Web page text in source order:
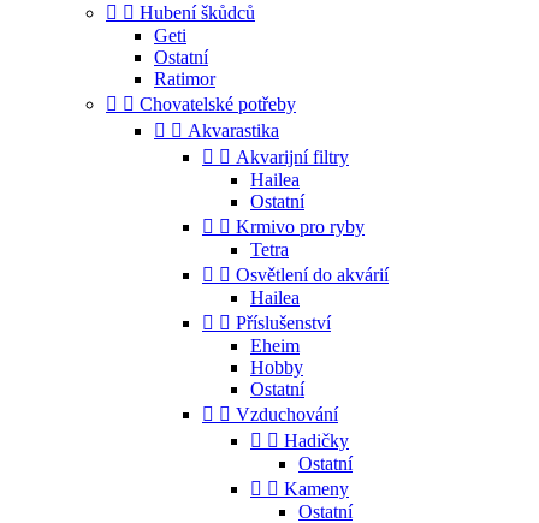
  Hubení škůdců
Geti
Ostatní
Ratimor
  Chovatelské potřeby
  Akvarastika
  Akvarijní filtry
Hailea
Ostatní
  Krmivo pro ryby
Tetra
  Osvětlení do akvárií
Hailea
  Příslušenství
Eheim
Hobby
Ostatní
  Vzduchování
  Hadičky
Ostatní
  Kameny
Ostatní